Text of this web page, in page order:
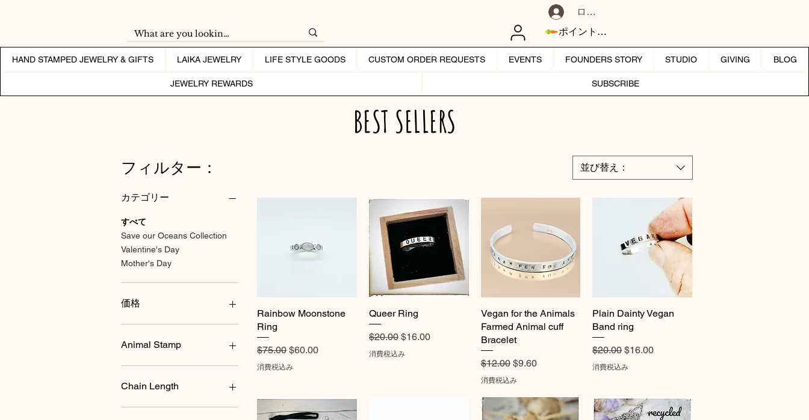
ログイン
ポイントを表示
HAND STAMPED JEWELRY & GIFTS LAIKA JEWELRY LIFE STYLE GOODS CUSTOM ORDER REQUESTS EVENTS FOUNDERS STORY STUDIO GIVING BLOG
JEWELRY REWARDS SUBSCRIBE
フィルター：
カテゴリー
すべて
Save our Oceans Collection
Valentine's Day
Mother's Day
価格
Animal Stamp
baby chicks
bee
cat
Chain Length
16"
並び替え：
クイックビュー
Rainbow Moonstone
Ring
通常価格
$75.00 セール価格
$60.00
消費税込み
クイックビュー
Queer Ring
通常価格
$20.00 セール価格
$16.00
消費税込み
クイックビュー
Vegan for the Animals
Farmed Animal cuff
Bracelet
通常価格
$12.00 セール価格
$9.60
消費税込み
クイックビュー
Plain Dainty Vegan
Band ring
通常価格
$20.00セール価格
$16.00
消費税込み
BEST SELLERS